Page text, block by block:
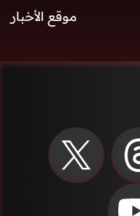
موقع الأخبار